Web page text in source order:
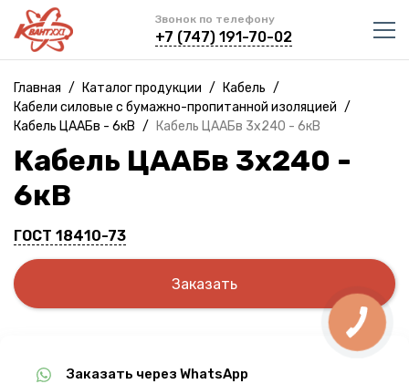
Звонок по телефону
+7 (747) 191-70-02
Главная / Каталог продукции / Кабель /
Кабели силовые с бумажно-пропитанной изоляцией /
Кабель ЦААБв - 6кВ / Кабель ЦААБв 3х240 - 6кВ
Кабель ЦААБв 3х240 -
6кВ
ГОСТ 18410-73
Заказать
Заказать через WhatsApp